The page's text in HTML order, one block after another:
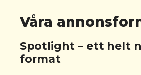
Våra
Spotlight – ett helt
format